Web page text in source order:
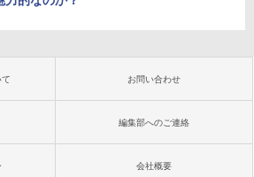
お問い合わせ
編集部へのご連絡
会社概要